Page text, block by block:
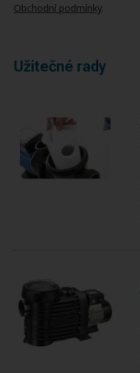
Obchodní podmínky.
Užitečné rady